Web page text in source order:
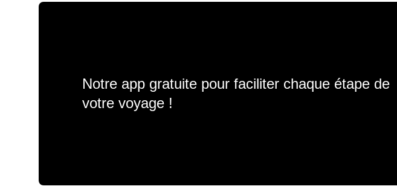
Notre app gratuite pour faciliter chaque étape de
votre voyage !